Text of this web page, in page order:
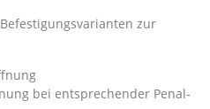
zur
bei entsprechender Penal-